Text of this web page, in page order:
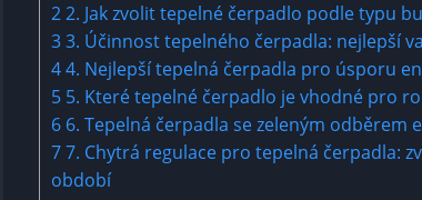
22. ⁢Jak zvolit tepelné čerpadlo podle ​typu
33. Účinnost tepelného čerpadla: nejlepší
44. Nejlepší tepelná čerpadla⁣ pro úsporu
5 5.​ Které tepelné čerpadlo je vhodné ⁣pro
6 6. Tepelná čerpadla ⁤se zeleným⁣
77. ⁤Chytrá regulace pro ⁢tepelná čerpadla:
‌období